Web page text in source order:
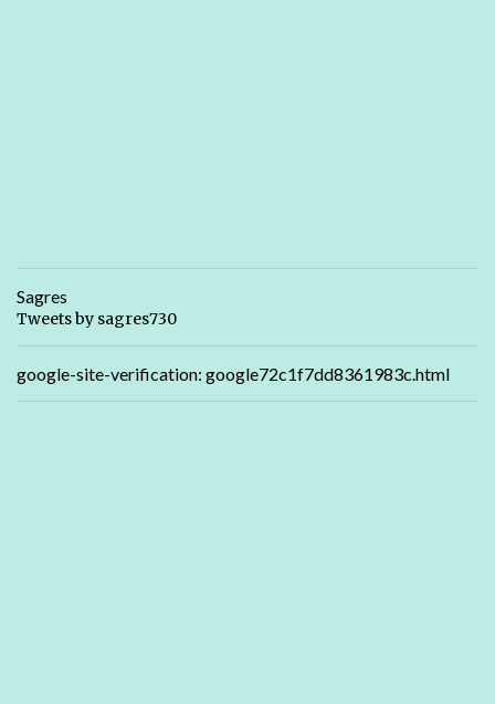
Sagres
Tweets by sagres730
google-site-verification: google72c1f7dd8361983c.html